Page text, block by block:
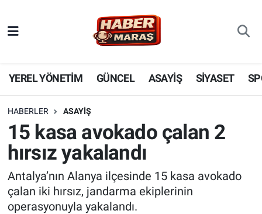
YEREL YÖNETİM GÜNCEL ASAYİŞ SİYASET
HABERLER ASAYİŞ
15 kasa avokado çalan 2
hırsız yakalandı
Antalya’nın Alanya ilçesinde 15 kasa avokado
çalan iki hırsız, jandarma ekiplerinin
operasyonuyla yakalandı.
YEREL YÖNETİM
GÜNCEL
BİLİM VE TEKNOLOJİ
KADIN AİLE
SPOR
DÜNYA
Nöbetçi Eczaneler
Hava Durumu
Trafik Durumu
Süper Lig Puan Durumu ve Fikstür
Tüm Manşetler
Son Dakika Haberleri